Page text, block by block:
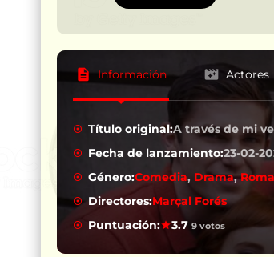
Información Actores
Título original:A través de mi
Fecha de lanzamiento:23-02-
Género:Comedia, Drama,
Directores:Marçal Forés
Puntuación:
3.7 9 votos